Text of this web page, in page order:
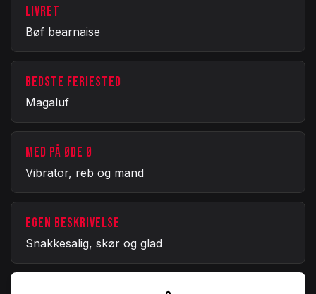
LIVRET
Bøf bearnaise
BEDSTE FERIESTED
Magaluf
MED PÅ ØDE Ø
Vibrator, reb og mand
EGEN BESKRIVELSE
Snakkesalig, skør og glad